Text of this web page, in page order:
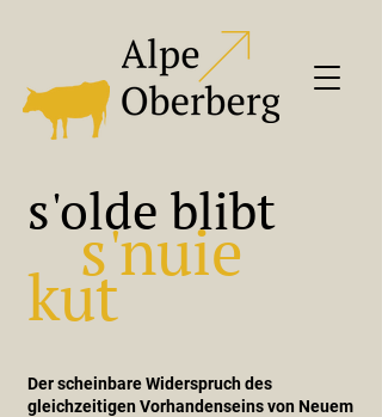
s'olde blibt
s'nuie
kut
Der scheinbare Widerspruch des
gleichzeitigen Vorhandenseins von Neuem